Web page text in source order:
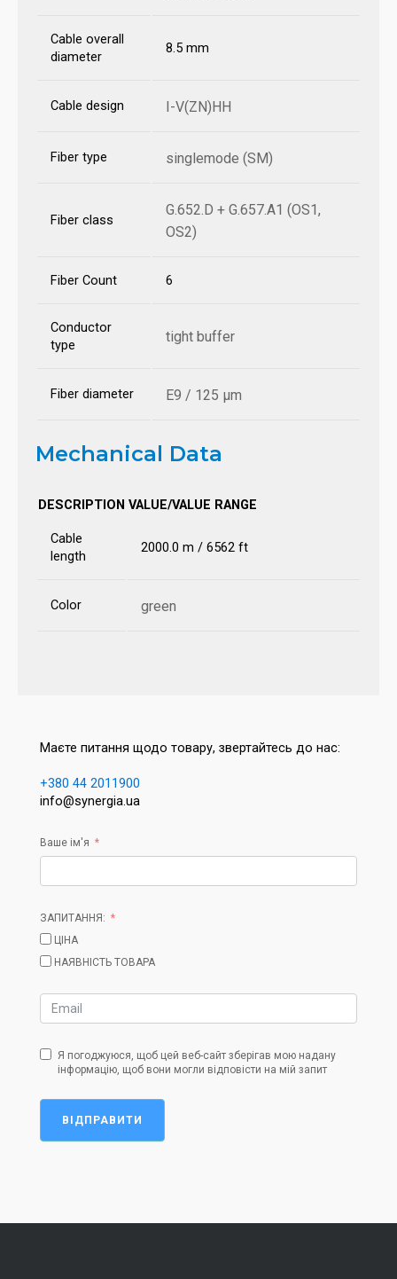
Cable overall
diameter
8.5 mm
Cable design I-V(ZN)HH
Fiber type singlemode (SM)
Fiber class
G.652.D + G.657.A1 (OS1,
OS2)
Fiber Count 6
Conductor
type
tight buffer
Fiber diameter E9 / 125 µm
Mechanical Data
DESCRIPTION VALUE/VALUE RANGE
Cable
length
2000.0 m / 6562 ft
Color green
Маєте питання щодо товару, звертайтесь до нас:
+380 44 2011900
info@synergia.ua
Ваше ім'я
ЗАПИТАННЯ:
ЦІНА
НАЯВНІСТЬ ТОВАРА
Я погоджуюся, щоб цей веб-сайт зберігав мою надану
інформацію, щоб вони могли відповісти на мій запит
ВІДПРАВИТИ